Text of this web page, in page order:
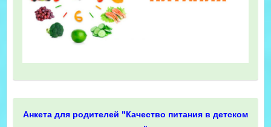
Анкета для родителей "Качество питания в детском